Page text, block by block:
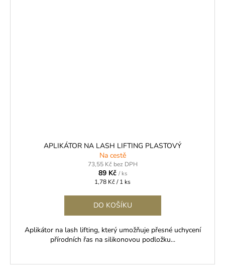
APLIKÁTOR NA LASH LIFTING PLASTOVÝ
Na cestě
73,55 Kč bez DPH
89 Kč / ks
Měrná
1,78 Kč / 1 ks
DO KOŠÍKU
Aplikátor na lash lifting, který umožňuje přesné uchycení
přírodních řas na silikonovou podložku...